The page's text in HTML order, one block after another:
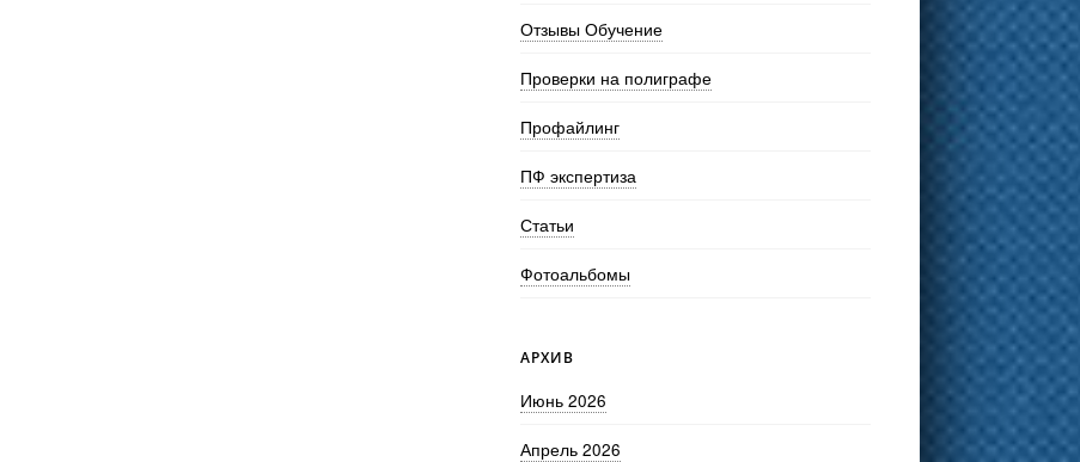
Отзывы Обучение
Проверки на полиграфе
Профайлинг
ПФ экспертиза
Статьи
Фотоальбомы
АРХИВ
Июнь 2026
Апрель 2026